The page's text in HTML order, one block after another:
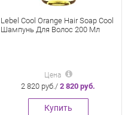
Lebel Cool Orange Hair Soap Cool
Шампунь Для Волос 200 Мл
Цена
2 820 руб./ 2 820 руб.
Купить